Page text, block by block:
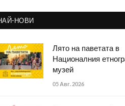
НОВИ
Лято на паветата в
Националния
музей
05 Авг. 2026